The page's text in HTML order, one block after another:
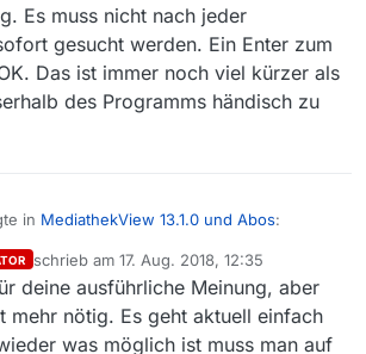
Es muss nicht nach jeder
gesucht werden. Ein Enter zum
Das ist immer noch viel kürzer als
des Programms händisch zu
in MediathekView 13.1.0 und Abos:
Argumentation verstehe ich. Aber
ist da eine Suche mit Google oder
Suchmaschinen besser, die haben
“Wozu”:
alles zum Thema LGBTI. Bis jetzt habe ich
schrieb am 17. Aug. 2018, 12:35
zuletzt editiert von
deine ausführliche Meinung, aber
mehr nötig. Es geht aktuell einfach
was möglich ist muss man auf